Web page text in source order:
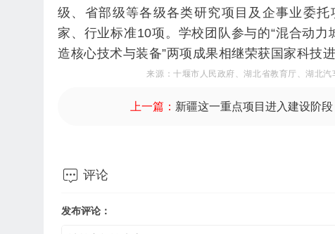
级、省部级等各级各类研究项目及企事业委
家、行业标准10项。 学校团队参与的“混合动力
造核心技术与装备”两项成果相继荣获国家科技进
来源 ：十堰市人民政府、湖北省教育厅、湖北汽
上一篇： 新疆这一重点项目进入建设阶段
 评论
发布评论：